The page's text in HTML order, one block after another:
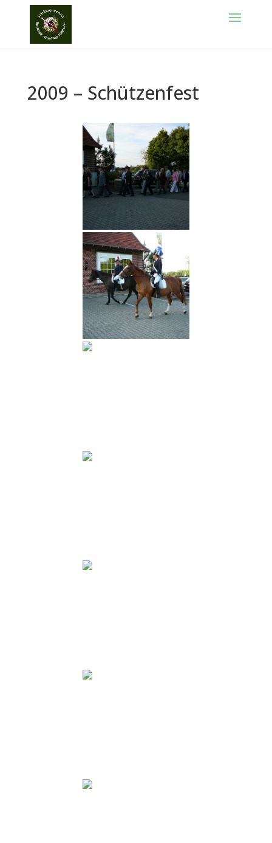
2009 – Schützenfest